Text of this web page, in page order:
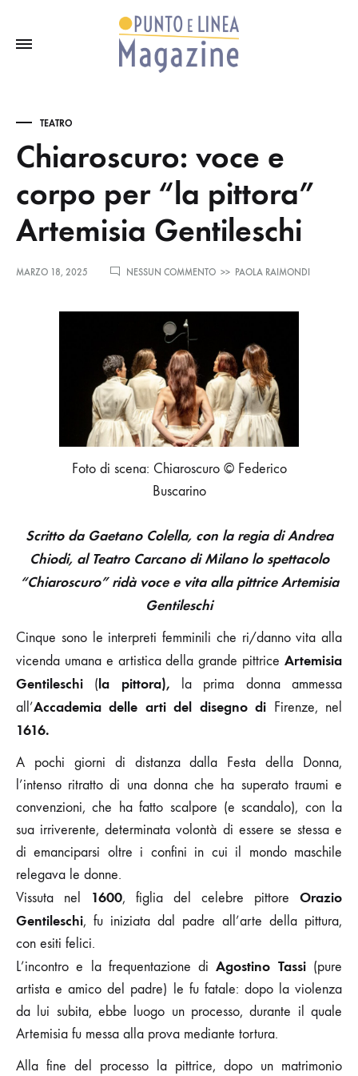
TEATRO
Chiaroscuro: voce e
corpo per “la pittora”
Artemisia Gentileschi
MARZO 18, 2025 NESSUN COMMENTOSU
E
“LA
PITTORA”
ARTEMISIA
GENTILESCHI
>> PAOLA RAIMONDI
Foto di scena: Chiaroscuro © Federico
Buscarino
Scritto da Gaetano Colella, con la regia di Andrea
Chiodi, al Teatro Carcano di Milano lo spettacolo
“Chiaroscuro” ridà voce e vita alla pittrice Artemisia
Gentileschi
Cinque sono le interpreti femminili che ri/danno vita alla
vicenda umana e artistica della grande pittrice Artemisia
Gentileschi (la pittora), la prima donna ammessa
all’Accademia delle arti del disegno di Firenze, nel
1616.
A pochi giorni di distanza dalla Festa della Donna,
l’intenso ritratto di una donna che ha superato traumi e
convenzioni, che ha fatto scalpore (e scandalo), con la
sua irriverente, determinata volontà di essere se stessa e
di emanciparsi oltre i confini in cui il mondo maschile
relegava le donne.
Vissuta nel 1600, figlia del celebre pittore Orazio
Gentileschi, fu iniziata dal padre all’arte della pittura,
con esiti felici.
L’incontro e la frequentazione diAgostino Tassi(pure
artista e amico del padre) le fu fatale: dopo la violenza
da lui subita, ebbe luogo un processo, durante il quale
Artemisia fu messa alla prova mediante tortura.
Alla fine del processo la pittrice, dopo un matrimonio